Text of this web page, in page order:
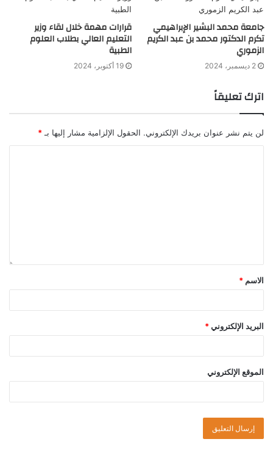
جامعة محمد البشير الإبراهيمي
تكرم الدكتور محمد بن عبد الكريم
الزموري
2 ديسمبر، 2024
قرارات مهمة خلال لقاء وزير
التعليم العالي بطلاب العلوم
الطبية
19 أكتوبر، 2024
اترك تعليقاً
لن يتم نشر عنوان بريدك الإلكتروني. الحقول الإلزامية مشار إليها بـ *
الاسم *
البريد الإلكتروني *
الموقع الإلكتروني